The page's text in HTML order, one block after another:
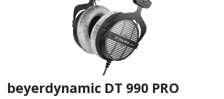
beyerdynamic DT 990 PRO